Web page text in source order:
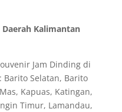
Kalimantan
Jam Dinding di
Selatan, Barito
Kapuas, Katingan,
Timur, Lamandau,